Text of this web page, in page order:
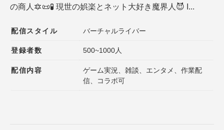
の商人🔯📜🧪 現世の娯楽とネット大好き魔界人😈 I...
配信スタイル バーチャルライバー
登録者数 500~1000人
配信内容
ゲーム実況、雑談、エンタメ、作業配
信、コラボ可